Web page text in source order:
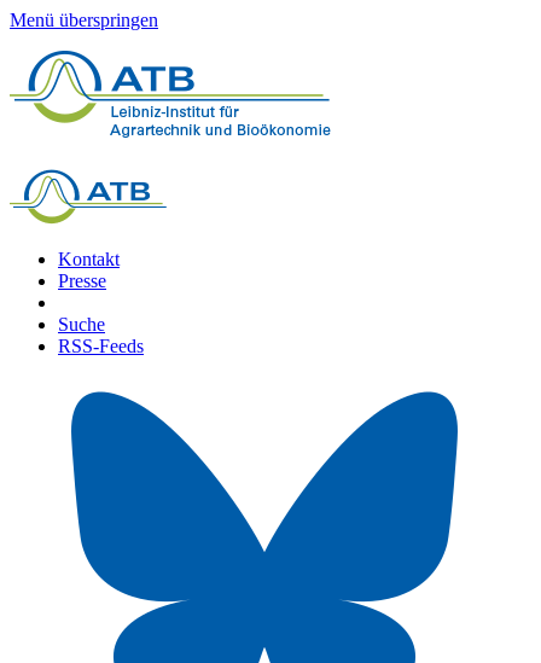
Menü überspringen
Kontakt
Presse
Suche
RSS-Feeds